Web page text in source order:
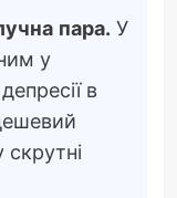
пара. У
у
в